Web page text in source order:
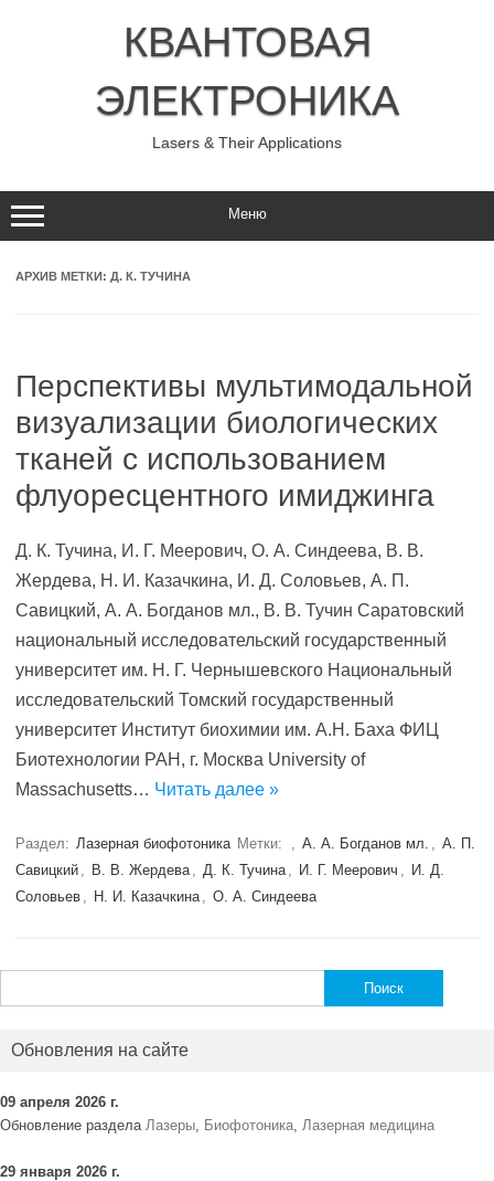
КВАНТОВАЯ
ЭЛЕКТРОНИКА
Lasers & Their Applications
Меню
АРХИВ МЕТКИ: Д. К. ТУЧИНА
Перспективы мультимодальной
визуализации биологических
тканей с использованием
флуоресцентного имиджинга
Д. К. Тучина, И. Г. Меерович, О. А. Синдеева, В. В.
Жердева, Н. И. Казачкина, И. Д. Соловьев, А. П.
Савицкий, А. А. Богданов мл., В. В. Тучин Саратовский
национальный исследовательский государственный
университет им. Н. Г. Чернышевского Национальный
исследовательский Томский государственный
университет Институт биохимии им. А.Н. Баха ФИЦ
Биотехнологии РАН, г. Москва University of
Massachusetts… Читать далее »
Раздел: Лазерная биофотоника Метки: , А. А. Богданов мл. , А. П.
Савицкий , В. В. Жердева , Д. К. Тучина , И. Г. Меерович , И. Д.
Соловьев , Н. И. Казачкина , О. А. Синдеева
Обновления на сайте
09 апреля 2026 г.
Обновление раздела Лазеры, Биофотоника, Лазерная медицина
29 января 2026 г.